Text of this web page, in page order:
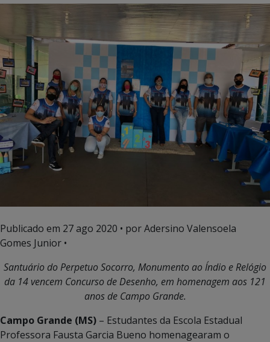
Publicado em 27 ago 2020 • por Adersino Valensoela
Gomes Junior •
Santuário do Perpetuo Socorro, Monumento ao Índio e Relógio
da 14 vencem Concurso de Desenho, em homenagem aos 121
anos de Campo Grande.
Campo Grande (MS) – Estudantes da Escola Estadual
Professora Fausta Garcia Bueno homenagearam o